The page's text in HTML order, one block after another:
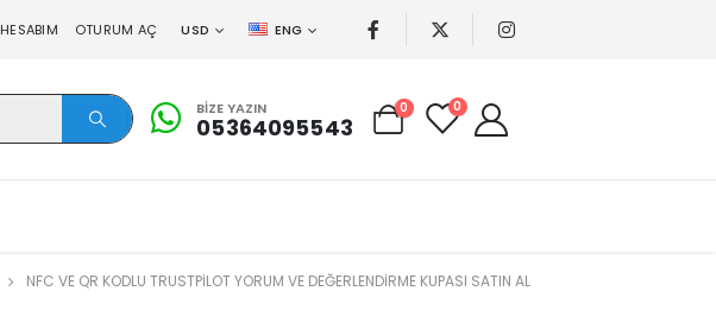
HESABIM OTURUM AÇ USD ENG
BIZE YAZIN
05364095543
0 0
NFC VE QR KODLU TRUSTPILOT YORUM VE DEĞERLENDIRME KUPASI SATIN AL